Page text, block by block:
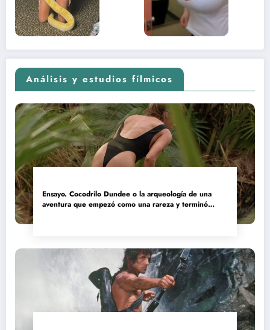
Análisis y estudios fílmicos
Ensayo. Cocodrilo Dundee o la arqueología de una
aventura que empezó como una rareza y terminó